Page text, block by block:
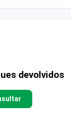
devolvidos